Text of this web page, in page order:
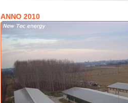
ANNO 2010